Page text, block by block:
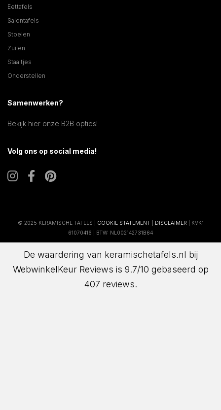
Eettafels
Salontafels
Stoelen
Zuilen
Staaltjes
Onderstellen
Samenwerken?
Bekijk hier onze B2B opties!
Volg ons op social media!
© 2025 KERAMISCHE TAFELS | COOKIE STATEMENT DISCLAIMER | KVK:
61070416 | BTW: NL002142731B64
De waardering van keramischetafels.nl bij
WebwinkelKeur Reviews is 9.7/10 gebaseerd op
407 reviews.